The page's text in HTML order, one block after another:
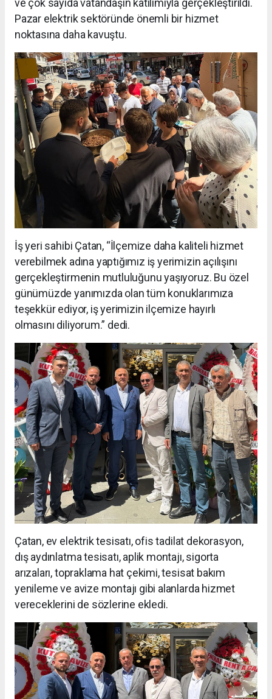
Pazar elektrik sektöründe önemli bir hizmet
noktasına daha kavuştu.
İş yeri sahibi Çatan, “İlçemize daha kaliteli hizmet
verebilmek adına yaptığımız iş yerimizin açılışını
gerçekleştirmenin mutluluğunu yaşıyoruz. Bu özel
günümüzde yanımızda olan tüm konuklarımıza
teşekkür ediyor, iş yerimizin ilçemize hayırlı
olmasını diliyorum.” dedi.
Çatan, ev elektrik tesisatı, ofis tadilat dekorasyon,
dış aydınlatma tesisatı, aplik montajı, sigorta
arızaları, topraklama hat çekimi, tesisat bakım
yenileme ve avize montajı gibi alanlarda hizmet
vereceklerini de sözlerine ekledi.